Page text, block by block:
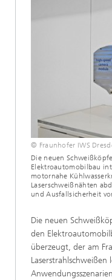
© Fraunhofer IWS
Die neuen
Elektroautomobilbau
motornahe
Laserschweißnähten
und Ausfallsicherheit
Die neuen
den
überzeugt, der am